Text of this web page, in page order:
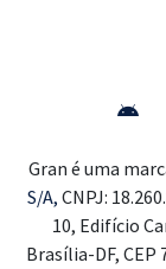
Gran é uma
S/A, CNPJ:
10, Edifício
Brasília-DF, CEP